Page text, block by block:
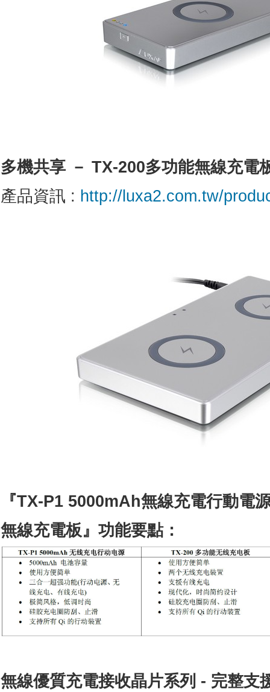
多機共享 － TX-200多功能無線充電
產品資訊 : http://luxa2.com.tw/
『TX-P1 5000mAh無線充電行動電
無線充電板』功能要點：
無線優質充電接收晶片系列 - 完整支